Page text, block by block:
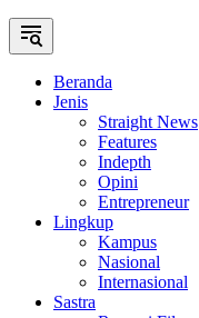
Beranda
Jenis
Straight News
Features
Indepth
Opini
Entrepreneur
Lingkup
Kampus
Nasional
Internasional
Sastra